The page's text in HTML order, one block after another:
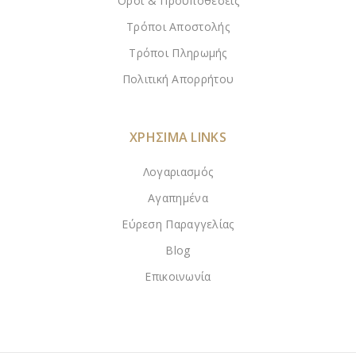
Τρόποι Αποστολής
Τρόποι Πληρωμής
Πολιτική Απορρήτου
ΧΡΗΣΙΜΑ LINKS
Λογαριασμός
Αγαπημένα
Εύρεση Παραγγελίας
Blog
Επικοινωνία